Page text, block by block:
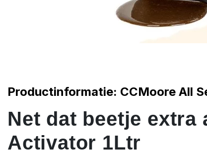
Productinformatie: CCMoore All
Net dat beetje extra
Activator 1Ltr